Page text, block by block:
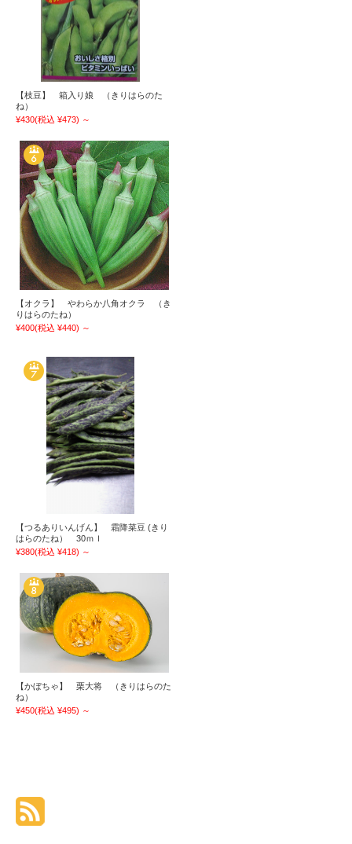
【枝豆】 箱入り娘 （きりはらのた
ね）
¥430(税込 ¥473) ～
【オクラ】 やわらか八角オクラ （き
りはらのたね）
¥400(税込 ¥440) ～
【つるありいんげん】 霜降菜豆 (きり
はらのたね） 30ｍｌ
¥380(税込 ¥418) ～
【かぼちゃ】 栗大将 （きりはらのた
ね）
¥450(税込 ¥495) ～